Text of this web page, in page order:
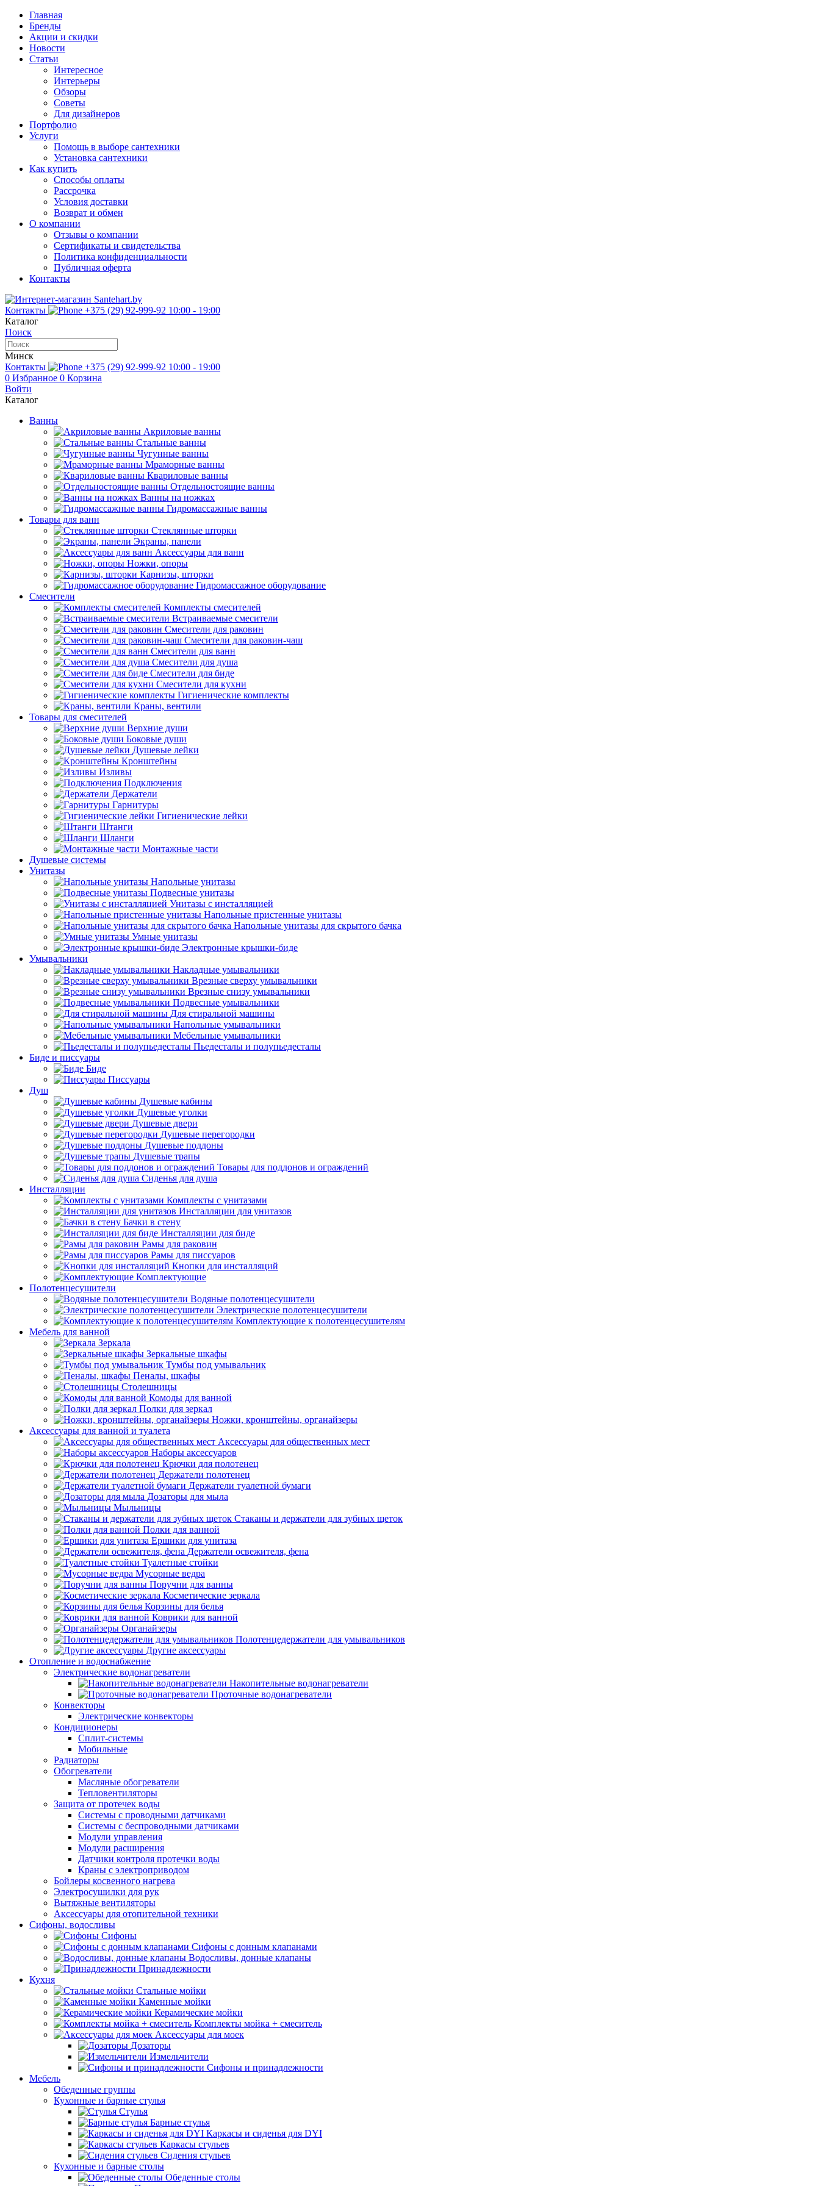
Главная
Бренды
Акции и скидки
Новости
Статьи
Интересное
Интерьеры
Обзоры
Советы
Для дизайнеров
Портфолио
Услуги
Помощь в выборе сантехники
Установка сантехники
Как купить
Способы оплаты
Рассрочка
Условия доставки
Возврат и обмен
О компании
Отзывы о компании
Сертификаты и свидетельства
Политика конфиденциальности
Публичная оферта
Контакты
Контакты +375 (29) 92-999-92 10:00 - 19:00
Каталог
Поиск
Минск
Контакты
+375 (29) 92-999-92 10:00 - 19:00
0 Избранное 0 Корзина
Войти
Каталог
Ванны
Акриловые ванны
Стальные ванны
Чугунные ванны
Мраморные ванны
Квариловые ванны
Отдельностоящие ванны
Ванны на ножках
Гидромассажные ванны
Товары для ванн
Стеклянные шторки
Экраны, панели
Аксессуары для ванн
Ножки, опоры
Карнизы, шторки
Гидромассажное оборудование
Смесители
Комплекты смесителей
Встраиваемые смесители
Смесители для раковин
Смесители для раковин-чаш
Смесители для ванн
Смесители для душа
Смесители для биде
Смесители для кухни
Гигиенические комплекты
Краны, вентили
Товары для смесителей
Верхние души
Боковые души
Душевые лейки
Кронштейны
Изливы
Подключения
Держатели
Гарнитуры
Гигиенические лейки
Штанги
Шланги
Монтажные части
Душевые системы
Унитазы
Напольные унитазы
Подвесные унитазы
Унитазы с инсталляцией
Напольные пристенные унитазы
Напольные унитазы для скрытого бачка
Умные унитазы
Электронные крышки-биде
Умывальники
Накладные умывальники
Врезные сверху умывальники
Врезные снизу умывальники
Подвесные умывальники
Для стиральной машины
Напольные умывальники
Мебельные умывальники
Пьедесталы и полупьедесталы
Биде и писсуары
Биде
Писсуары
Душ
Душевые кабины
Душевые уголки
Душевые двери
Душевые перегородки
Душевые поддоны
Душевые трапы
Товары для поддонов и ограждений
Сиденья для душа
Инсталляции
Комплекты с унитазами
Инсталляции для унитазов
Бачки в стену
Инсталляции для биде
Рамы для раковин
Рамы для писсуаров
Кнопки для инсталляций
Комплектующие
Полотенцесушители
Водяные полотенцесушители
Электрические полотенцесушители
Комплектующие к полотенцесушителям
Мебель для ванной
Зеркала
Зеркальные шкафы
Тумбы под умывальник
Пеналы, шкафы
Столешницы
Комоды для ванной
Полки для зеркал
Ножки, кронштейны, органайзеры
Аксессуары для ванной и туалета
Аксессуары для общественных мест
Наборы аксессуаров
Крючки для полотенец
Держатели полотенец
Держатели туалетной бумаги
Дозаторы для мыла
Мыльницы
Стаканы и держатели для зубных щеток
Полки для ванной
Ершики для унитаза
Держатели освежителя, фена
Туалетные стойки
Мусорные ведра
Поручни для ванны
Косметические зеркала
Корзины для белья
Коврики для ванной
Органайзеры
Полотенцедержатели для умывальников
Другие аксессуары
Отопление и водоснабжение
Электрические водонагреватели
Накопительные водонагреватели
Проточные водонагреватели
Конвекторы
Электрические конвекторы
Кондиционеры
Сплит-системы
Мобильные
Радиаторы
Обогреватели
Масляные обогреватели
Тепловентиляторы
Защита от протечек воды
Системы с проводными датчиками
Системы с беспроводными датчиками
Модули управления
Модули расширения
Датчики контроля протечки воды
Краны с электроприводом
Бойлеры косвенного нагрева
Электросушилки для рук
Вытяжные вентиляторы
Аксессуары для отопительной техники
Сифоны, водосливы
Сифоны
Сифоны с донным клапанами
Водосливы, донные клапаны
Принадлежности
Кухня
Стальные мойки
Каменные мойки
Керамические мойки
Комплекты мойка + смеситель
Аксессуары для моек
Дозаторы
Измельчители
Сифоны и принадлежности
Мебель
Обеденные группы
Кухонные и барные стулья
Стулья
Барные стулья
Каркасы и сиденья для DYI
Каркасы стульев
Сидения стульев
Кухонные и барные столы
Обеденные столы